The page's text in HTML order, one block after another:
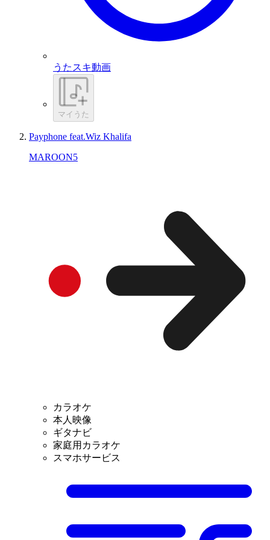
うたスキ動画
マイうた
Payphone feat.Wiz Khalifa
MAROON5
カラオケ
本人映像
ギタナビ
家庭用カラオケ
スマホサービス